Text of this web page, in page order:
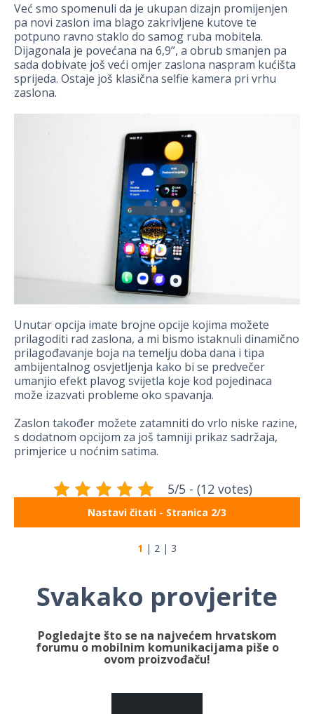
Već smo spomenuli da je ukupan dizajn promijenjen
pa novi zaslon ima blago zakrivljene kutove te
potpuno ravno staklo do samog ruba mobitela.
Dijagonala je povećana na 6,9”, a obrub smanjen pa
sada dobivate još veći omjer zaslona naspram kućišta
sprijeda. Ostaje još klasična selfie kamera pri vrhu
zaslona.
Unutar opcija imate brojne opcije kojima možete
prilagoditi rad zaslona, a mi bismo istaknuli dinamično
prilagođavanje boja na temelju doba dana i tipa
ambijentalnog osvjetljenja kako bi se predvečer
umanjio efekt plavog svijetla koje kod pojedinaca
može izazvati probleme oko spavanja.
Zaslon također možete zatamniti do vrlo niske razine,
s dodatnom opcijom za još tamniji prikaz sadržaja,
primjerice u noćnim satima.
5/5 - (12 votes)
Nastavi čitati - Stranica 2/3
1 | 2 | 3
Svakako provjerite
Pogledajte što se na najvećem hrvatskom
forumu o mobilnim komunikacijama piše o
ovom proizvođaču!